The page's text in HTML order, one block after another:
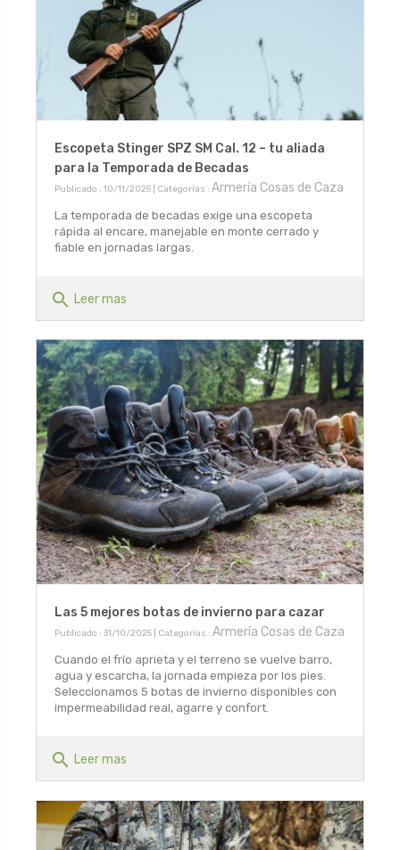
Escopeta Stinger SPZ SM Cal. 12 – tu aliada
para la Temporada de Becadas
Publicado : 10/11/2025 | Categorías : Armería Cosas de Caza
La temporada de becadas exige una escopeta
rápida al encare, manejable en monte cerrado y
fiable en jornadas largas.
search Leer mas
Las 5 mejores botas de invierno para cazar
Publicado : 31/10/2025 | Categorías : Armería Cosas de Caza
Cuando el frío aprieta y el terreno se vuelve barro,
agua y escarcha, la jornada empieza por los pies.
Seleccionamos 5 botas de invierno disponibles con
impermeabilidad real, agarre y confort.
search Leer mas